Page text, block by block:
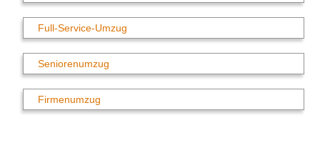
Full-Service-Umzug
Seniorenumzug
Firmenumzug